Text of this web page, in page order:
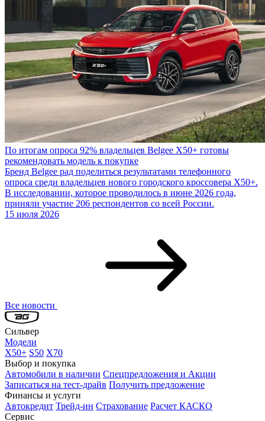
По итогам опроса 92% владельцев Belgee X50+ готовы
рекомендовать модель к покупке
Бренд Belgee рад поделиться результатами телефонного
опроса среди владельцев нового городского кроссовера X50+.
В исследовании, которое проводилось в июне 2026 года,
приняли участие 206 респондентов со всей России.
15 июля 2026
Все новости
Сильвер
Модели
X50+ S50 X70
Выбор и покупка
Автомобили в наличии Спецпредложения и Акции
Записаться на тест-драйв Получить предложение
Финансы и услуги
Автокредит Трейд-ин Страхование Расчет КАСКО
Сервис